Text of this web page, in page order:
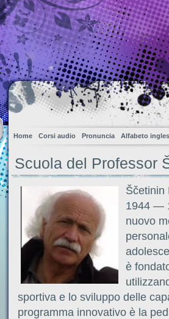
Home Corsi audio Pronuncia Alfabeto
Scuola del Professor
Ščetinin
1944 —
nuovo
è
sportiva e lo sviluppo delle
programma innovativo è la